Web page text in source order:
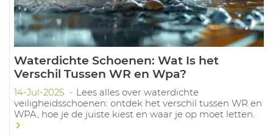
Waterdichte Schoenen: Wat Is het
Verschil Tussen WR en Wpa?
14-Jul-2025
Lees alles over waterdichte
veiligheidsschoenen: ontdek het verschil tussen WR en
WPA, hoe je de juiste kiest en waar je op moet letten.